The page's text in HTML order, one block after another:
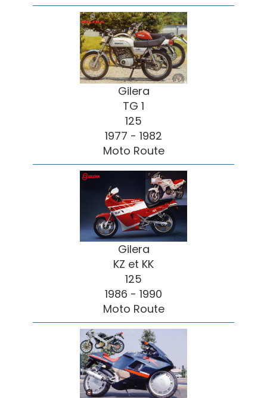
Gilera
TG 1
125
1977 - 1982
Moto Route
Gilera
KZ et KK
125
1986 - 1990
Moto Route